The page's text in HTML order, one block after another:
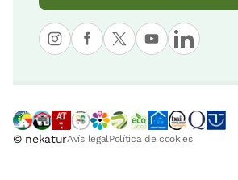
© nekaturAvís legalPolítica de cookies